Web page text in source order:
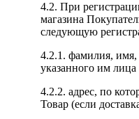
4.2. При
магазина
следующую
4.2.1. фамилия, имя,
указанного им лица
4.2.2. адрес, по
Товар (если